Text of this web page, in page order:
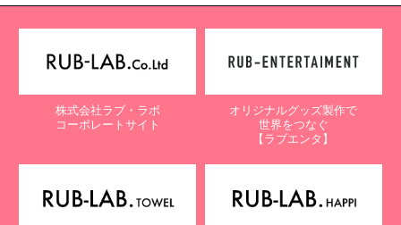
株式会社ラブ・ラボ
コーポレートサイト
オリジナルグッズ製作で
世界をつなぐ
【ラブエンタ】